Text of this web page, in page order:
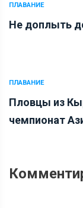
ПЛАВАНИЕ
Не доплыть
ПЛАВАНИЕ
Пловцы из
чемпионат